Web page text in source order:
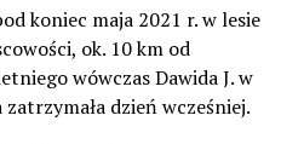
koniec maja 2021 r. w lesie
ok. 10 km od
wówczas Dawida J. w
dzień wcześniej.